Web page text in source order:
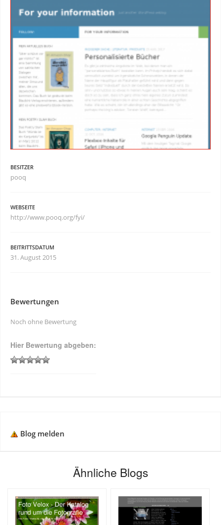
BESITZER
pooq
WEBSEITE
http://www.pooq.org/fyi/
BEITRITTSDATUM
31. August 2015
Bewertungen
Noch ohne Bewertung
Hier Bewertung abgeben:
Blog melden
Ähnliche Blogs